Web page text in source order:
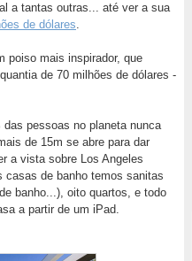
a tantas outras... até ver a sua
de dólares.
poiso mais inspirador, que
de 70 milhões de dólares -
pessoas no planeta nunca
de 15m se abre para dar
a vista sobre Los Angeles
casas de banho temos sanitas
banho...), oito quartos, e todo
a partir de um iPad.